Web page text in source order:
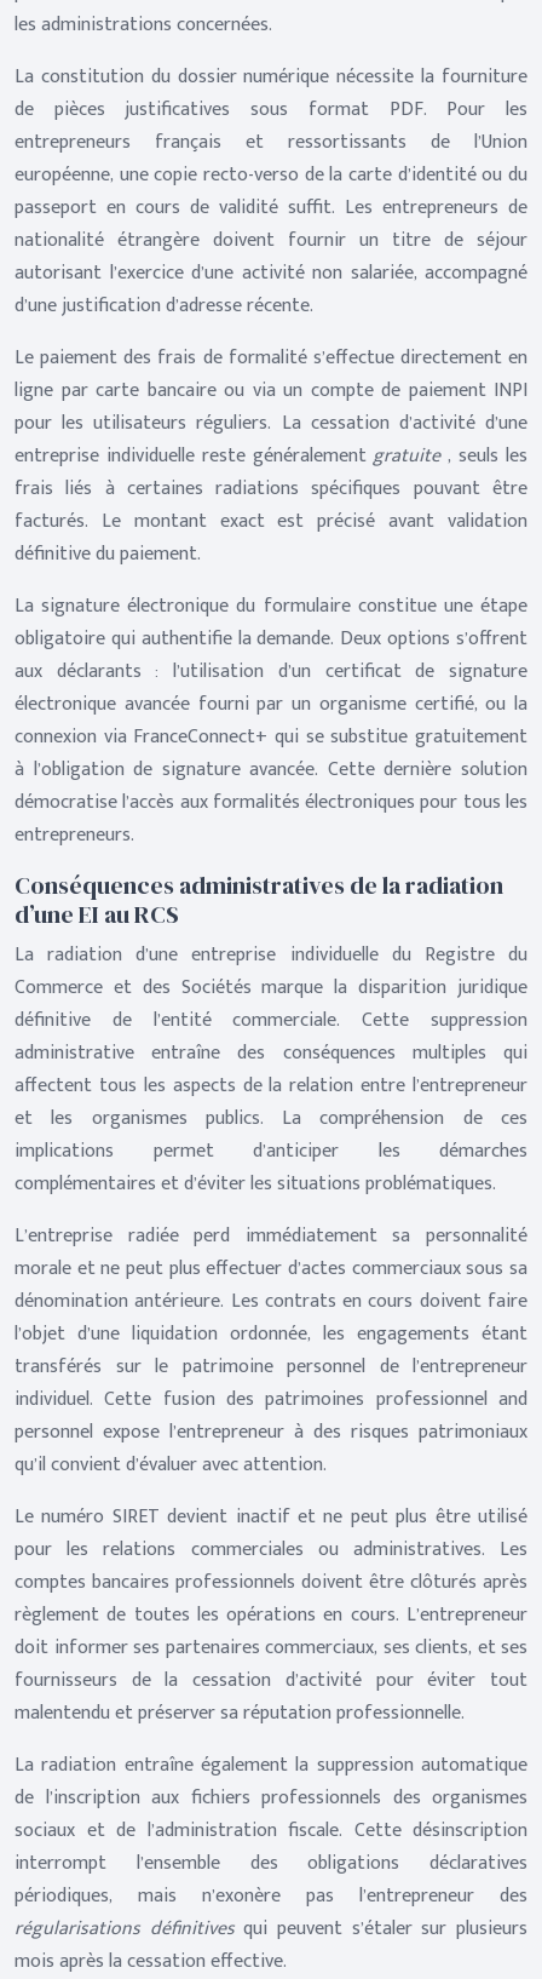
les administrations concernées.
La constitution du dossier numérique nécessite la fourniture
de pièces justificatives sous format PDF. Pour les
entrepreneurs français et ressortissants de l’Union
européenne, une copie recto-verso de la carte d’identité ou du
passeport en cours de validité suffit. Les entrepreneurs de
nationalité étrangère doivent fournir un titre de séjour
autorisant l’exercice d’une activité non salariée, accompagné
d’une justification d’adresse récente.
Le paiement des frais de formalité s’effectue directement en
ligne par carte bancaire ou via un compte de paiement INPI
pour les utilisateurs réguliers. La cessation d’activité d’une
entreprise individuelle reste généralementgratuite, seuls les
frais liés à certaines radiations spécifiques pouvant être
facturés. Le montant exact est précisé avant validation
définitive du paiement.
La signature électronique du formulaire constitue une étape
obligatoire qui authentifie la demande. Deux options s’offrent
aux déclarants : l’utilisation d’un certificat de signature
électronique avancée fourni par un organisme certifié, ou la
connexion via FranceConnect+ qui se substitue gratuitement
à l’obligation de signature avancée. Cette dernière solution
démocratise l’accès aux formalités électroniques pour tous les
entrepreneurs.
Conséquences administratives de la radiation
d’une EI au RCS
La radiation d’une entreprise individuelle du Registre du
Commerce et des Sociétés marque la disparition juridique
définitive de l’entité commerciale. Cette suppression
administrative entraîne des conséquences multiples qui
affectent tous les aspects de la relation entre l’entrepreneur
et les organismes publics. La compréhension de ces
implications permet d’anticiper les démarches
complémentaires et d’éviter les situations problématiques.
L’entreprise radiée perd immédiatement sa personnalité
morale et ne peut plus effectuer d’actes commerciaux sous sa
dénomination antérieure. Les contrats en cours doivent faire
l’objet d’une liquidation ordonnée, les engagements étant
transférés sur le patrimoine personnel de l’entrepreneur
individuel. Cette fusion des patrimoines professionnel and
personnel expose l’entrepreneur à des risques patrimoniaux
qu’il convient d’évaluer avec attention.
Le numéro SIRET devient inactif et ne peut plus être utilisé
pour les relations commerciales ou administratives. Les
comptes bancaires professionnels doivent être clôturés après
règlement de toutes les opérations en cours. L’entrepreneur
doit informer ses partenaires commerciaux, ses clients, et ses
fournisseurs de la cessation d’activité pour éviter tout
malentendu et préserver sa réputation professionnelle.
La radiation entraîne également la suppression automatique
de l’inscription aux fichiers professionnels des organismes
sociaux et de l’administration fiscale. Cette désinscription
interrompt l’ensemble des obligations déclaratives
périodiques, mais n’exonère pas l’entrepreneur des
régularisations définitivesqui peuvent s’étaler sur plusieurs
mois après la cessation effective.